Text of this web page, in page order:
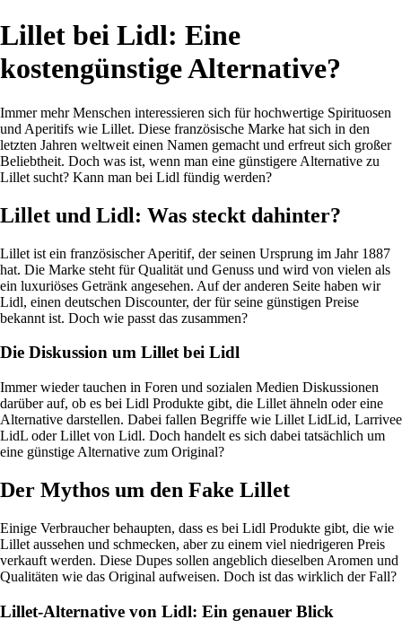
Lillet bei Lidl: Eine
kostengünstige Alternative?
Immer mehr Menschen interessieren sich für hochwertige Spirituosen
und Aperitifs wie Lillet. Diese französische Marke hat sich in den
letzten Jahren weltweit einen Namen gemacht und erfreut sich großer
Beliebtheit. Doch was ist, wenn man eine günstigere Alternative zu
Lillet sucht? Kann man bei Lidl fündig werden?
Lillet und Lidl: Was steckt dahinter?
Lillet ist ein französischer Aperitif, der seinen Ursprung im Jahr 1887
hat. Die Marke steht für Qualität und Genuss und wird von vielen als
ein luxuriöses Getränk angesehen. Auf der anderen Seite haben wir
Lidl, einen deutschen Discounter, der für seine günstigen Preise
bekannt ist. Doch wie passt das zusammen?
Die Diskussion um Lillet bei Lidl
Immer wieder tauchen in Foren und sozialen Medien Diskussionen
darüber auf, ob es bei Lidl Produkte gibt, die Lillet ähneln oder eine
Alternative darstellen. Dabei fallen Begriffe wie Lillet LidLid, Larrivee
LidL oder Lillet von Lidl. Doch handelt es sich dabei tatsächlich um
eine günstige Alternative zum Original?
Der Mythos um den Fake Lillet
Einige Verbraucher behaupten, dass es bei Lidl Produkte gibt, die wie
Lillet aussehen und schmecken, aber zu einem viel niedrigeren Preis
verkauft werden. Diese Dupes sollen angeblich dieselben Aromen und
Qualitäten wie das Original aufweisen. Doch ist das wirklich der Fall?
Lillet-Alternative von Lidl: Ein genauer Blick